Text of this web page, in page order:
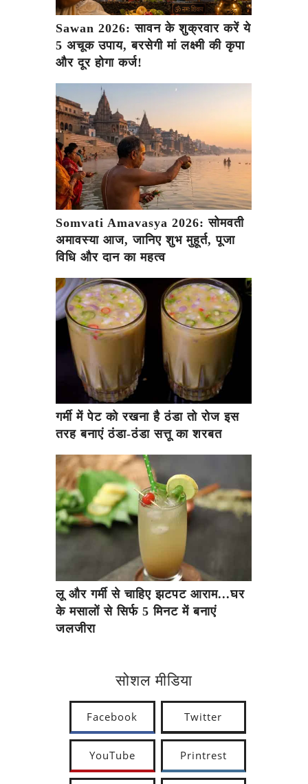
Sawan 2026: सावन के शुक्रवार करें ये
5 अचूक उपाय, बरसेगी मां लक्ष्मी की कृपा
और दूर होगा कर्ज!
Somvati Amavasya 2026: सोमवती
अमावस्या आज, जानिए शुभ मुहूर्त, पूजा
विधि और दान का महत्व
गर्मी में पेट को रखना है ठंडा तो रोज इस
तरह बनाएं ठंडा-ठंडा सत्तू का शरबत
लू और गर्मी से चाहिए झटपट आराम...घर
के मसालों से सिर्फ 5 मिनट में बनाएं
जलजीरा
सोशल मीडिया
Facebook Twitter
YouTube Printrest